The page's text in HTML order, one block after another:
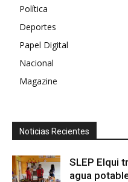
Política
Deportes
Papel Digital
Nacional
Magazine
Noticias Recientes
SLEP Elqui
agua